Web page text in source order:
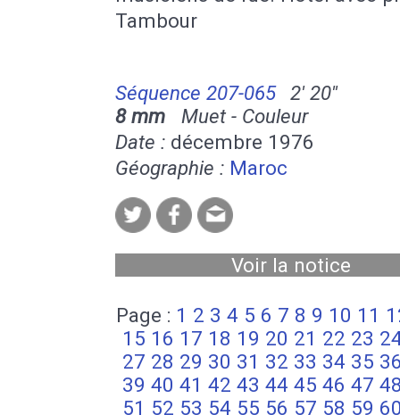
Tambour
Séquence 207-065
2' 20''
8 mm Muet - Couleur
Date : décembre 1976
Géographie : Maroc
Voir la notice
Page : 1 2 3 4 5 6 7 8 9 10 11
15 16 17 18 19 20 21 22 23
27 28 29 30 31 32 33 34 35
39 40 41 42 43 44 45 46 47
51 52 53 54 55 56 57 58 59